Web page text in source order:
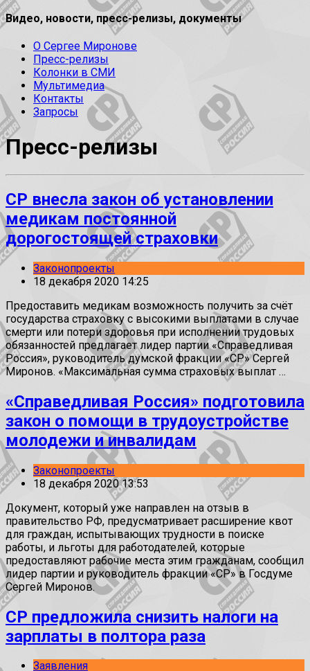
Видео, новости, пресс-релизы, документы
О Сергее Миронове
Пресс-релизы
Колонки в СМИ
Мультимедиа
Контакты
Запросы
Пресс-релизы
СР внесла закон об установлении
медикам постоянной
дорогостоящей страховки
Законопроекты
18 декабря 2020 14:25
Предоставить медикам возможность получить за счёт
государства страховку с высокими выплатами в случае
смерти или потери здоровья при исполнении трудовых
обязанностей предлагает лидер партии «Справедливая
Россия», руководитель думской фракции «СР» Сергей
Миронов. «Максимальная сумма страховых выплат …
«Справедливая Россия» подготовила
закон о помощи в трудоустройстве
молодежи и инвалидам
Законопроекты
18 декабря 2020 13:53
Документ, который уже направлен на отзыв в
правительство РФ, предусматривает расширение квот
для граждан, испытывающих трудности в поиске
работы, и льготы для работодателей, которые
предоставляют рабочие места этим гражданам, сообщил
лидер партии и руководитель фракции «СР» в Госдуме
Сергей Миронов.
СР предложила снизить налоги на
зарплаты в полтора раза
Заявления